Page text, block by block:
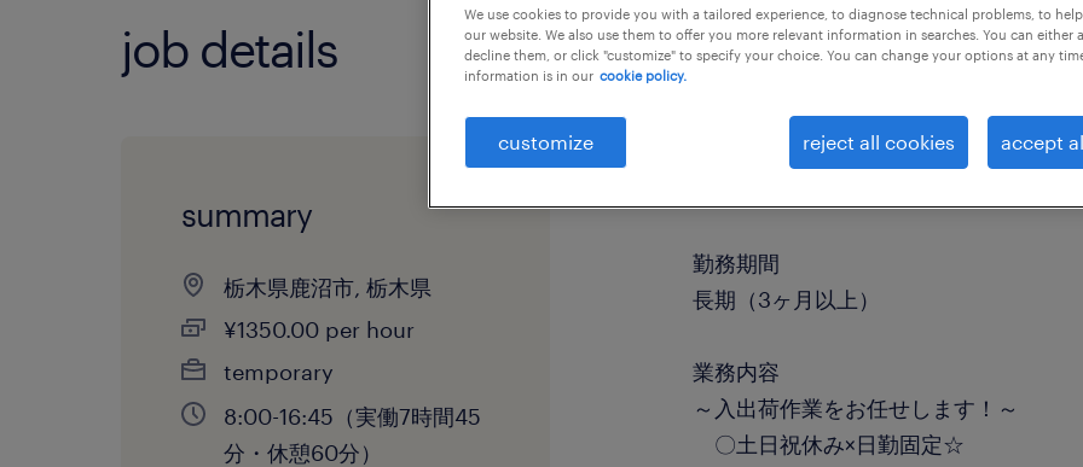
job details
summary
栃木県鹿沼市, 栃木県
¥1350.00 per hour
temporary
8:00-16:45（実働7時間45
分・休憩60分）
勤務期間
長期（3ヶ月以上）
業務内容
～入出荷作業をお任せします！～
〇土日祝休み×日勤固定☆
We use cookies to provide you with a tailored experience, to diagnose technical problems, to
our website. We also use them to offer you more relevant information in searches. You can either
decline them, or click "customize" to specify your choice. You can change your options at any
information is in our cookie policy.
customize reject all cookies accept